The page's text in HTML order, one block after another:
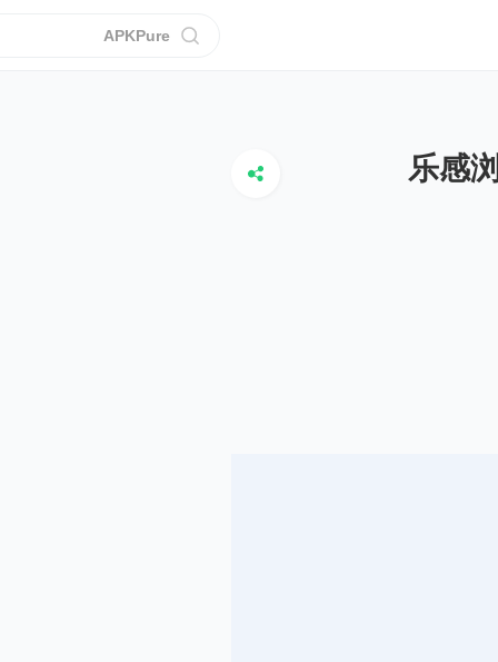
APKPure
乐感